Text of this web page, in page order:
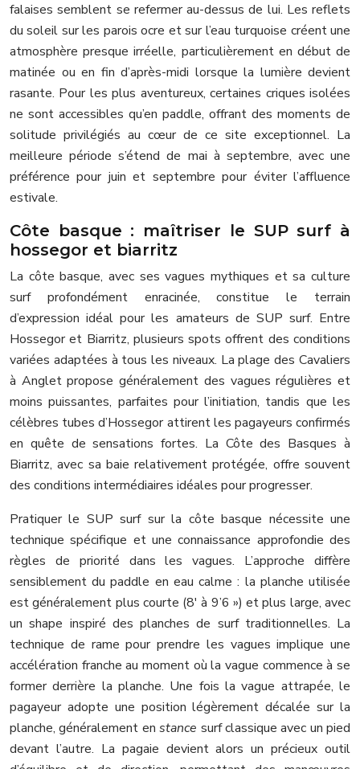
falaises semblent se refermer au-dessus de lui. Les reflets
du soleil sur les parois ocre et sur l’eau turquoise créent une
atmosphère presque irréelle, particulièrement en début de
matinée ou en fin d’après-midi lorsque la lumière devient
rasante. Pour les plus aventureux, certaines criques isolées
ne sont accessibles qu’en paddle, offrant des moments de
solitude privilégiés au cœur de ce site exceptionnel. La
meilleure période s’étend de mai à septembre, avec une
préférence pour juin et septembre pour éviter l’affluence
estivale.
Côte basque : maîtriser le SUP surf à
hossegor et biarritz
La côte basque, avec ses vagues mythiques et sa culture
surf profondément enracinée, constitue le terrain
d’expression idéal pour les amateurs de SUP surf. Entre
Hossegor et Biarritz, plusieurs spots offrent des conditions
variées adaptées à tous les niveaux. La plage des Cavaliers
à Anglet propose généralement des vagues régulières et
moins puissantes, parfaites pour l’initiation, tandis que les
célèbres tubes d’Hossegor attirent les pagayeurs confirmés
en quête de sensations fortes. La Côte des Basques à
Biarritz, avec sa baie relativement protégée, offre souvent
des conditions intermédiaires idéales pour progresser.
Pratiquer le SUP surf sur la côte basque nécessite une
technique spécifique et une connaissance approfondie des
règles de priorité dans les vagues. L’approche diffère
sensiblement du paddle en eau calme : la planche utilisée
est généralement plus courte (8′ à 9’6 ») et plus large, avec
un shape inspiré des planches de surf traditionnelles. La
technique de rame pour prendre les vagues implique une
accélération franche au moment où la vague commence à se
former derrière la planche. Une fois la vague attrapée, le
pagayeur adopte une position légèrement décalée sur la
planche, généralement enstance surf classique avec un pied
devant l’autre. La pagaie devient alors un précieux outil